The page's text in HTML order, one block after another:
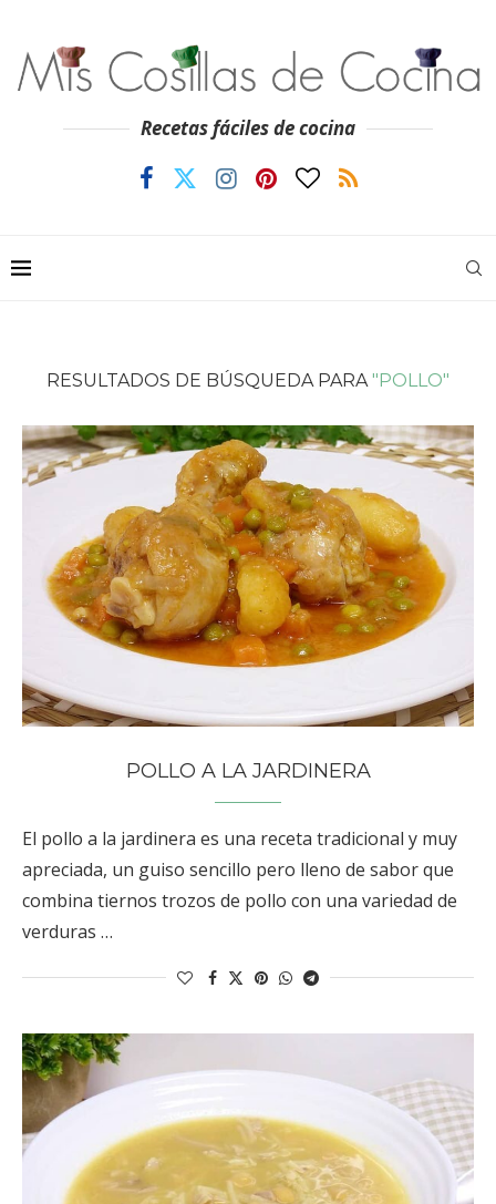
Recetas fáciles de cocina
RESULTADOS DE BÚSQUEDA PARA "POLLO"
POLLO A LA JARDINERA
El pollo a la jardinera es una receta tradicional y muy
apreciada, un guiso sencillo pero lleno de sabor que
combina tiernos trozos de pollo con una variedad de
verduras …